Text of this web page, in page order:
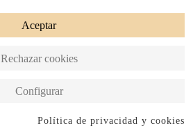
Aceptar
Rechazar cookies
Configurar
Política de privacidad y cookies